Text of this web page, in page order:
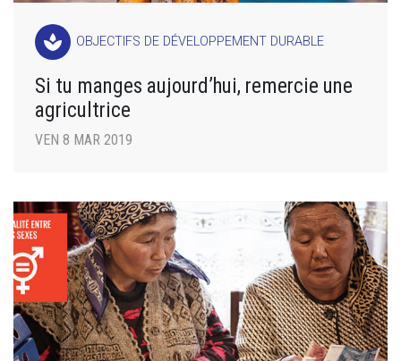
spa OBJECTIFS DE DÉVELOPPEMENT DURABLE
Si tu manges aujourd’hui, remercie une
agricultrice
VEN 8 MAR 2019